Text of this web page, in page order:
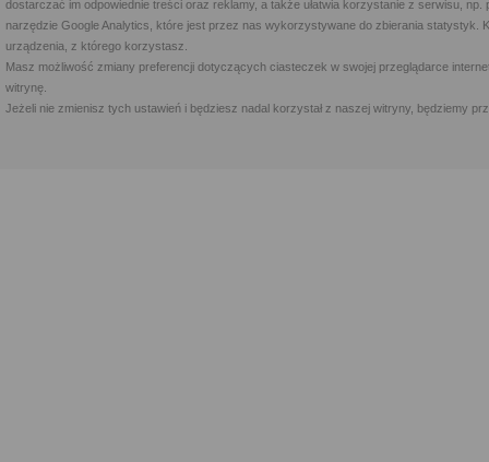
dostarczać im odpowiednie treści oraz reklamy, a także ułatwia korzystanie z serwisu,
narzędzie Google Analytics, które jest przez nas wykorzystywane do zbierania statystyk.
urządzenia, z którego korzystasz.
Masz możliwość zmiany preferencji dotyczących ciasteczek w swojej przeglądarce
witrynę.
Jeżeli nie zmienisz tych ustawień i będziesz nadal korzystał z naszej witryny, będziemy